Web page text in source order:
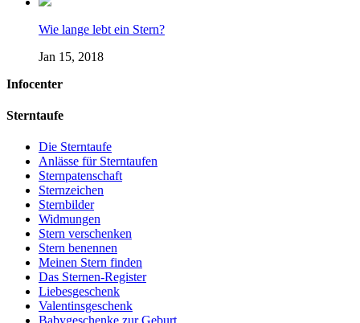
Wie lange lebt ein Stern?
Jan 15, 2018
Infocenter
Sterntaufe
Die Sterntaufe
Anlässe für Sterntaufen
Sternpatenschaft
Sternzeichen
Sternbilder
Widmungen
Stern verschenken
Stern benennen
Meinen Stern finden
Das Sternen-Register
Liebesgeschenk
Valentinsgeschenk